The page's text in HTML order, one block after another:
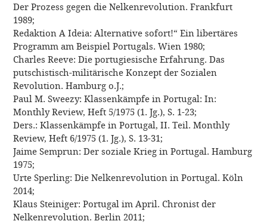
Der Prozess gegen die Nelkenrevolution. Frankfurt
1989;
Redaktion A Ideia: Alternative sofort!“ Ein libertäres
Programm am Beispiel Portugals. Wien 1980;
Charles Reeve: Die portugiesische Erfahrung. Das
putschistisch-militärische Konzept der Sozialen
Revolution.Hamburg o.J.;
Paul M. Sweezy: Klassenkämpfe in Portugal: In:
Monthly Review, Heft 5/1975 (1.Jg.), S. 1-23;
Ders.: Klassenkämpfe in Portugal, II. Teil. Monthly
Review, Heft 6/1975 (1. Jg.), S. 13-31;
Jaime Semprun: Der soziale Krieg in Portugal. Hamburg
1975;
Urte Sperling: Die Nelkenrevolution in Portugal. Köln
2014;
Klaus Steiniger: Portugal im April. Chronist der
Nelkenrevolution. Berlin 2011;